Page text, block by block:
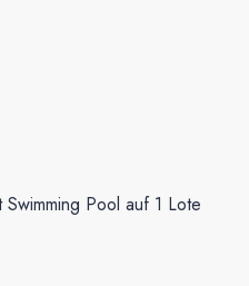
Swimming Pool auf 1 Lote